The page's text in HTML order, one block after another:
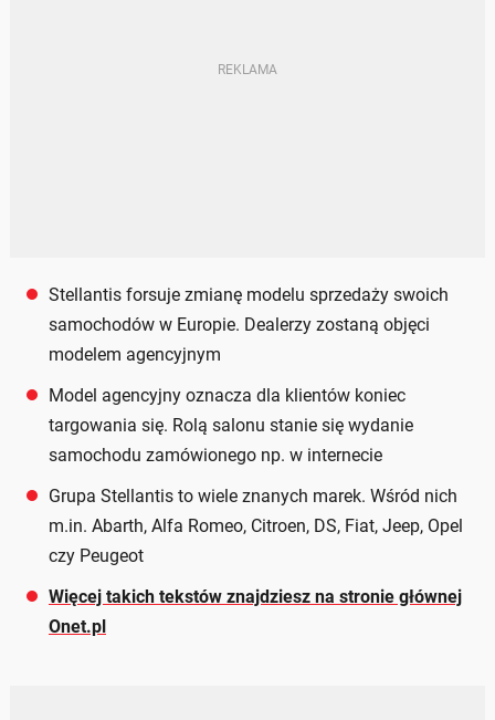
Stellantis forsuje zmianę modelu sprzedaży swoich
samochodów w Europie. Dealerzy zostaną objęci
modelem agencyjnym
Model agencyjny oznacza dla klientów koniec
targowania się. Rolą salonu stanie się wydanie
samochodu zamówionego np. w internecie
Grupa Stellantis to wiele znanych marek. Wśród nich
m.in. Abarth, Alfa Romeo, Citroen, DS, Fiat, Jeep, Opel
czy Peugeot
Więcej takich tekstów znajdziesz na stronie głównej
Onet.pl